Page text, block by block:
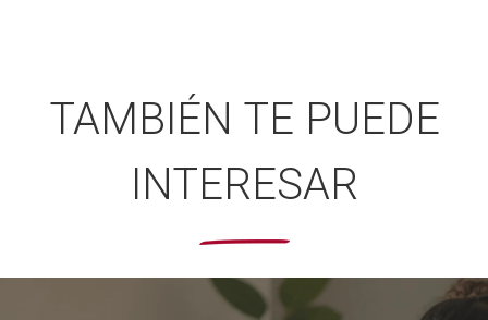
TAMBIÉN TE PUEDE
INTERESAR